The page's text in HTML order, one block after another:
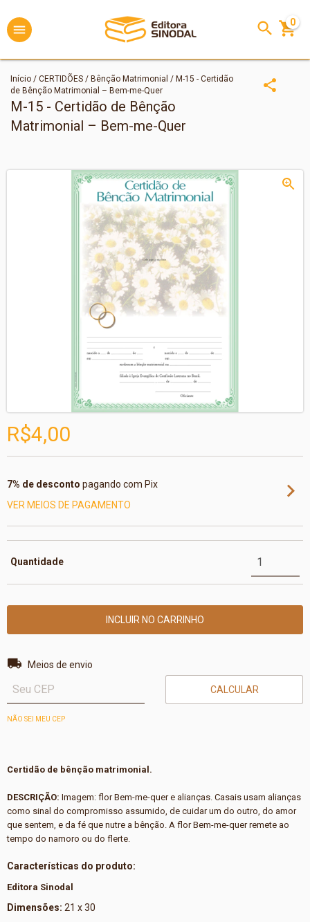
0
Início / CERTIDÕES / Bênção Matrimonial / M-15 - Certidão
de Bênção Matrimonial – Bem-me-Quer
M-15 - Certidão de Bênção
Matrimonial – Bem-me-Quer
R$4,00
7% de desconto pagando com Pix
VER MEIOS DE PAGAMENTO
Quantidade
Entregas para o CEP:
Meios de envio
CALCULAR
NÃO SEI MEU CEP
Certidão de bênção matrimonial.
DESCRIÇÃO: Imagem: flor Bem-me-quer e alianças. Casais usam alianças
como sinal do compromisso assumido, de cuidar um do outro, do amor
que sentem, e da fé que nutre a bênção. A flor Bem-me-quer remete ao
tempo do namoro ou do flerte.
Características do produto:
Editora Sinodal
Dimensões: 21 x 30